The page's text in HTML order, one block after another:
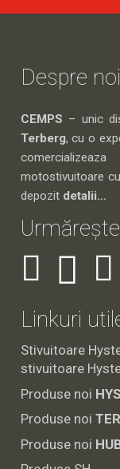
Despre noi
CEMPS – unic
Terberg, cu o
motostivuitoare
depozit detalii…
Linkuri
Stivuitoare
stivuitoare
Produse noi
Produse noi
Produse noi